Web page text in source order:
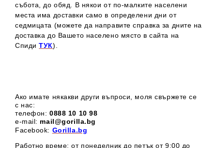
събота, до обяд. В някои от по-малките населени
места има доставки само в определени дни от
седмицата (можете да направите справка за дните на
доставка до Вашето населено място в сайта на
СпидиТУК).
Ако имате някакви други въпроси, моля свържете се
с нас:
телефон:0888 10 10 98
e-mail: mail@gorilla.bg
Facebook: Gorilla.bg
Работно време: от понеделник до петък от 9:00 до